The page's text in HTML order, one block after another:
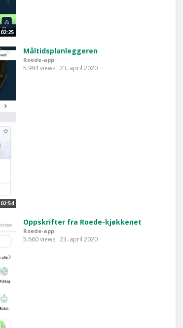
02:25
02:54
Måltidsplanleggeren
Roede-app
5.994 views 23. april 2020
Oppskrifter fra Roede-kjøkkenet
Roede-app
5.660 views 23. april 2020